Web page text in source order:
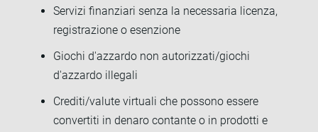
Servizi finanziari senza la necessaria licenza,
registrazione o esenzione
Giochi d'azzardo non autorizzati/giochi
d'azzardo illegali
Crediti/valute virtuali che possono essere
convertiti in denaro contante o in prodotti e